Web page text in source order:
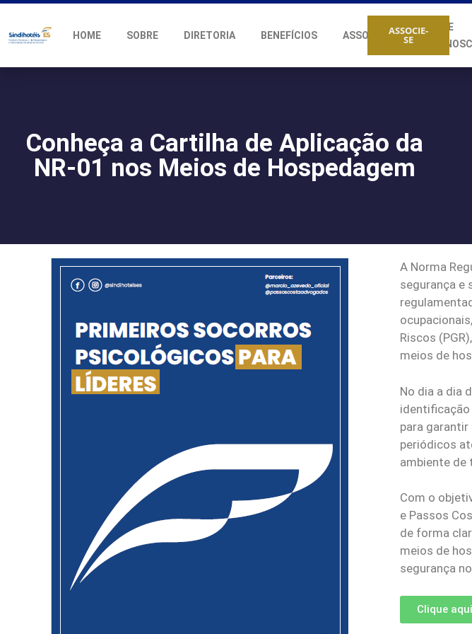
HOME SOBRE DIRETORIA BENEFÍCIOS ASSOCIADOS
FALE
ASSOCIE-
SE
Conheça a Cartilha de Aplicação da
NR-01 nos Meios de Hospedagem
A Norma
segurança e
Riscos
meios de
No dia a dia
identificação
para
periódicos
ambiente de
Com o
e Passos
de forma
meios de
segurança
Clique